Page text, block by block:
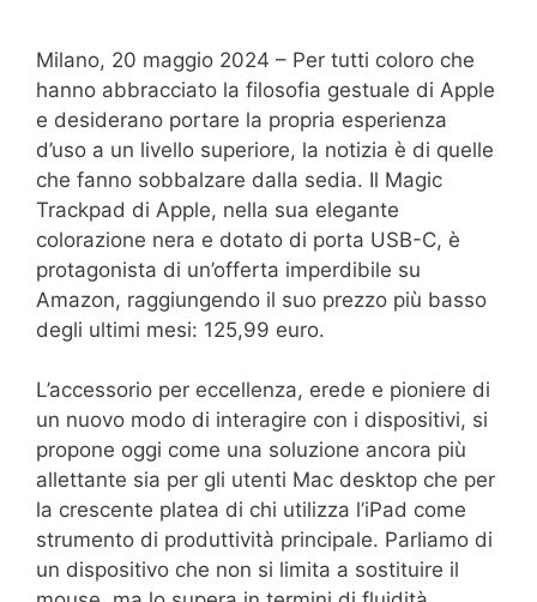
Milano, 20 maggio 2024 – Per tutti coloro che
hanno abbracciato la filosofia gestuale di Apple
e desiderano portare la propria esperienza
d’uso a un livello superiore, la notizia è di quelle
che fanno sobbalzare dalla sedia. Il Magic
Trackpad di Apple, nella sua elegante
colorazione nera e dotato di porta USB-C, è
protagonista di un’offerta imperdibile su
Amazon, raggiungendo il suo prezzo più basso
degli ultimi mesi: 125,99 euro.
L’accessorio per eccellenza, erede e pioniere di
un nuovo modo di interagire con i dispositivi, si
propone oggi come una soluzione ancora più
allettante sia per gli utenti Mac desktop che per
la crescente platea di chi utilizza l’iPad come
strumento di produttività principale. Parliamo di
un dispositivo che non si limita a sostituire il